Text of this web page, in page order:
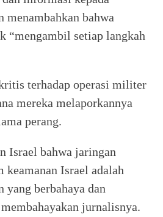
menambahkan bahwa
“mengambil setiap langkah
terhadap operasi militer
mereka melaporkannya
perang.
Israel bahwa jaringan
keamanan Israel adalah
yang berbahaya dan
jurnalisnya.